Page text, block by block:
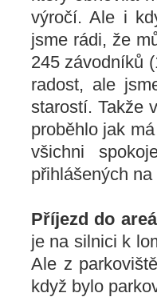
výročí. Ale i
jsme rádi, že
245 závodníků
radost, ale
starostí. Takže
proběhlo jak
všichni
přihlášených
Příjezd do
je na silnici k
Ale z
když bylo